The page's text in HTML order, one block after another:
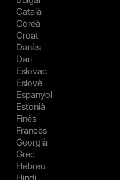
Català
Coreà
Croat
Danès
Dari
Eslovac
Eslovè
Espanyol
Estonià
Finès
Francès
Georgià
Grec
Hebreu